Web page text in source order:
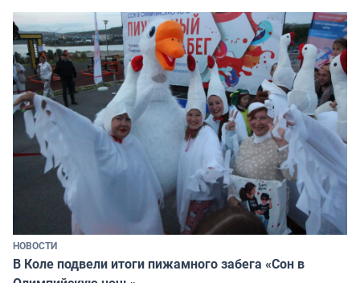
НОВОСТИ
В Коле подвели итоги пижамного забега «Сон в